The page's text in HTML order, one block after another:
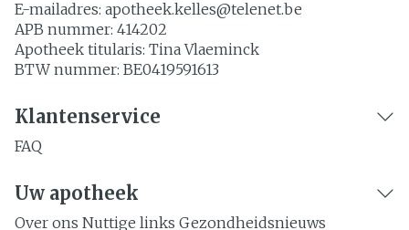
E-mailadres: apotheek.kelles@telenet.be
APB nummer: 414202
Apotheek titularis: Tina Vlaeminck
BTW nummer: BE0419591613
Klantenservice
FAQ
Uw apotheek
Over ons Nuttige links Gezondheidsnieuws